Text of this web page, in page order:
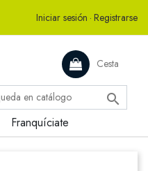
Iniciar sesión · Registrarse
Cesta

Franquíciate